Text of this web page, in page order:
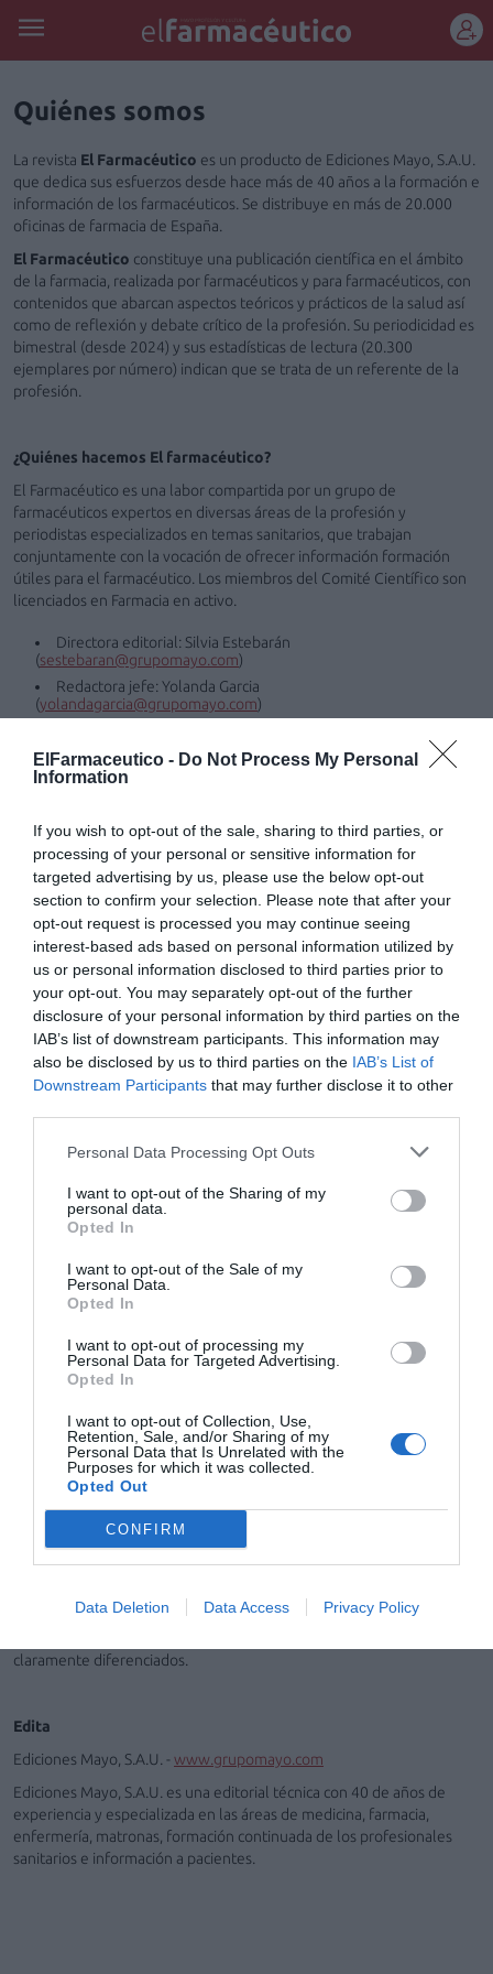
ElFarmaceutico - Do Not Process My Personal
Information
If you wish to opt-out of the sale, sharing to third parties, or
processing of your personal or sensitive information for
targeted advertising by us, please use the below opt-out
section to confirm your selection. Please note that after your
opt-out request is processed you may continue seeing
interest-based ads based on personal information utilized by
us or personal information disclosed to third parties prior to
your opt-out. You may separately opt-out of the further
disclosure of your personal information by third parties on the
IAB’s list of downstream participants. This information may
also be disclosed by us to third parties on the IAB’s List of
Downstream Participants that may further disclose it to other
Personal Data Processing Opt Outs
I want to opt-out of the Sharing of my
personal data.
Opted In
I want to opt-out of the Sale of my
Personal Data.
Opted In
I want to opt-out of processing my
Personal Data for Targeted Advertising.
Opted In
I want to opt-out of Collection, Use,
Retention, Sale, and/or Sharing of my
Personal Data that Is Unrelated with the
Purposes for which it was collected.
Opted Out
CONFIRM
Data Deletion Data Access Privacy Policy
Quiénes somos
La revista El Farmacéutico es un producto de Ediciones Mayo, S.A.U.
que dedica sus esfuerzos desde hace más de 40 años a la formación e
información de los farmacéuticos. Se distribuye en más de 20.000
oficinas de farmacia de España.
El Farmacéutico constituye una publicación científica en el ámbito
de la farmacia, realizada por farmacéuticos y para farmacéuticos, con
contenidos que abarcan aspectos teóricos y prácticos de la salud así
como de reflexión y debate crítico de la profesión. Su periodicidad es
bimestral (desde 2024) y sus estadísticas de lectura (20.300
ejemplares por número) indican que se trata de un referente de la
profesión.
¿Quiénes hacemos El farmacéutico?
El Farmacéutico es una labor compartida por un grupo de
farmacéuticos expertos en diversas áreas de la profesión y
periodistas especializados en temas sanitarios, que trabajan
conjuntamente con la vocación de ofrecer información formación
útiles para el farmacéutico. Los miembros del Comité Científico son
licenciados en Farmacia en activo.
Directora editorial: Silvia Estebarán
(sestebaran@grupomayo.com)
Redactora jefe: Yolanda Garcia
(yolandagarcia@grupomayo.com)
Publicidad:
Comité Científico
Guillermo Estrada Riolobos
(guillermo.estrada1983@gmail.com)
Asunción María Martínez Melero (susitravel@gmail.com)
Lena de Pons ( hola@lenadepons.com
Montserrat Fontboté Rubió, asesora médica externa con número de
colegiado 25041 (Col.legi de Metges de Barcelona).
Si quieres hacernos llegar cualquier sugerencia o queja, puedes
hacerlo a través del apartado
Contactar
​​​​​​​El Farmacéuticoofrece la oportunidad a profesionales farmacéuticos
de publicar artículos de temas de acuerdo con el perfil de la revista.
Nuestras páginas son una tribuna abierta a todo esfuerzo para
promover la salud y contribuir a la prevención de enfermedades, así
como a todo aquello que atañe a la profesión farmacéutica. Los
autores son responsables de las opiniones que expresen en sus
La selección de las informaciones y de los artículos publicados en la
El Farmacéutico y en su web se realiza con rigor e
independencia comercial por parte de los profesionales
farmacéuticos y periodistas que componen su staff.
Política publicitaria
los profesionales farmacéuticos. Los espacios publicitarios y/o
claramente diferenciados.
Edita
Ediciones Mayo, S.A.U. - www.grupomayo.com
Ediciones Mayo, S.A.U. es una editorial técnica con 40 de años de
experiencia y especializada en las áreas de medicina, farmacia,
enfermería, matronas, formación continuada de los profesionales
sanitarios e información a pacientes.